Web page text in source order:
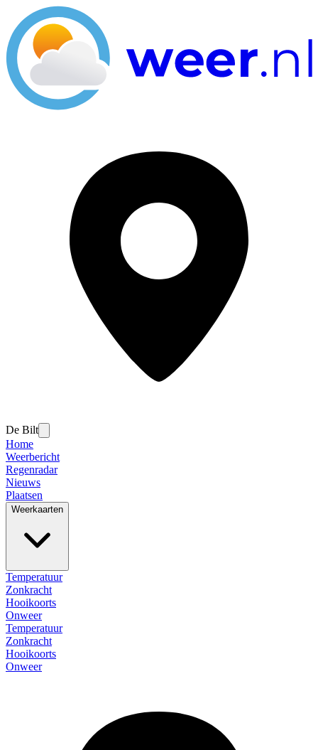
De Bilt
Home
Weerbericht
Regenradar
Nieuws
Plaatsen
Weerkaarten
Temperatuur
Zonkracht
Hooikoorts
Onweer
Temperatuur
Zonkracht
Hooikoorts
Onweer